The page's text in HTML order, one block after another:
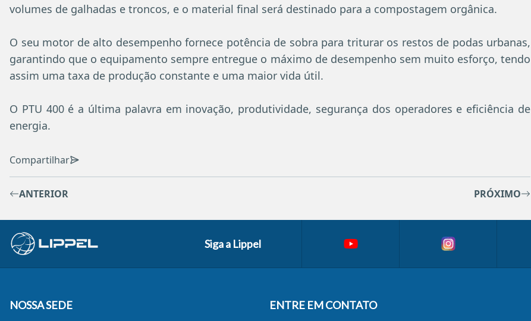
volumes de galhadas e troncos, e o material final será destinado para a compostagem orgânica.
O seu motor de alto desempenho fornece potência de sobra para triturar os restos de podas urbanas,
garantindo que o equipamento sempre entregue o máximo de desempenho sem muito esforço, tendo
assim uma taxa de produção constante e uma maior vida útil.
O PTU 400 é a última palavra em inovação, produtividade, segurança dos operadores e eficiência de
energia.
Compartilhar
ANTERIOR PRÓXIMO
Siga a Lippel
NOSSA SEDE ENTRE EM CONTATO